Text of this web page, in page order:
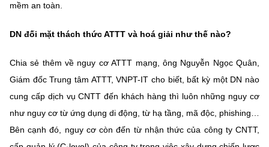
mềm an toàn.
DN đối mặt thách thức ATTT và hoá giải như thế nào?
Chia sẻ thêm về nguy cơ ATTT mạng, ông Nguyễn Ngọc Quân,
Giám đốc Trung tâm ATTT, VNPT-IT cho biết, bất kỳ một DN nào
cung cấp dịch vụ CNTT đến khách hàng thì luôn những nguy cơ
như nguy cơ từ ứng dụng di động, từ hạ tầng, mã độc, phishing…
Bên cạnh đó, nguy cơ còn đến từ nhận thức của công ty CNTT,